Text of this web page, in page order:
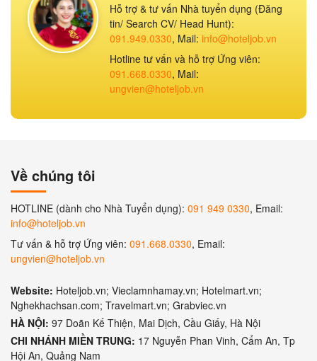
Hỗ trợ & tư vấn Nhà tuyển dụng (Đăng
tin/ Search CV/ Head Hunt):
091.949.0330, Mail: info@hoteljob.vn
Hotline tư vấn và hỗ trợ Ứng viên:
091.668.0330, Mail:
ungvien@hoteljob.vn
Về chúng tôi
HOTLINE (dành cho Nhà Tuyển dụng): 091 949 0330, Email:
info@hoteljob.vn
Tư vấn & hỗ trợ Ứng viên: 091.668.0330, Email:
ungvien@hoteljob.vn
Website: Hoteljob.vn; Vieclamnhamay.vn; Hotelmart.vn;
Nghekhachsan.com; Travelmart.vn; Grabviec.vn
HÀ NỘI: 97 Doãn Kế Thiện, Mai Dịch, Cầu Giấy, Hà Nội
CHI NHÁNH MIỀN TRUNG: 17 Nguyễn Phan Vinh, Cẩm An, Tp
Hội An, Quảng Nam